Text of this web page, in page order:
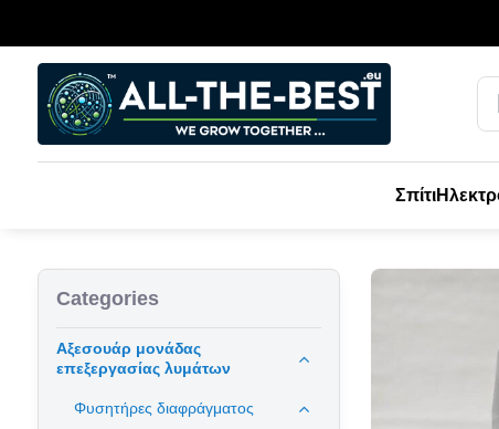
Σπίτι
Categories
Αξεσουάρ μονάδας
επεξεργασίας λυμάτων
Φυσητήρες διαφράγματος